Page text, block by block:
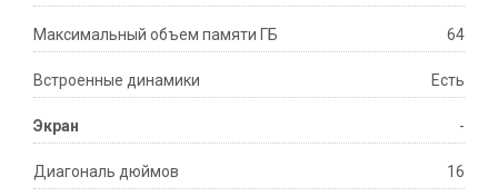
Максимальный объем памяти ГБ 64
Встроенные динамики Есть
Экран -
Диагональ дюймов 16